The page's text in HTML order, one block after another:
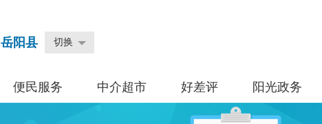
岳阳县 切换
便民服务 中介超市 好差评 阳光政务